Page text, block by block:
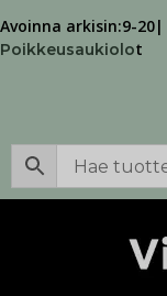
Avoinna arkisin:9-
Poikkeusaukiolot